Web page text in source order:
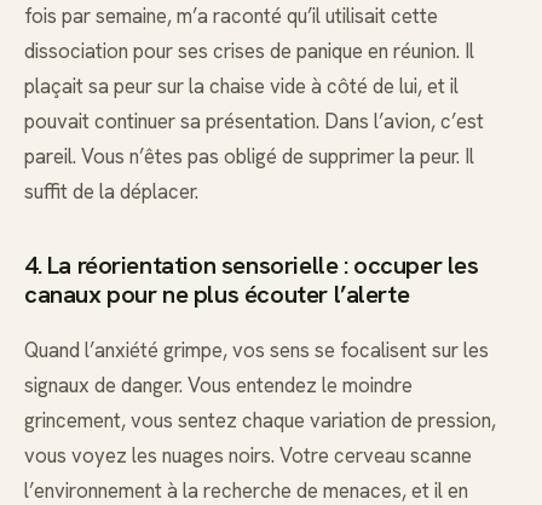
fois par semaine, m’a raconté qu’il utilisait cette
dissociation pour ses crises de panique en réunion. Il
plaçait sa peur sur la chaise vide à côté de lui, et il
pouvait continuer sa présentation. Dans l’avion, c’est
pareil. Vous n’êtes pas obligé de supprimer la peur. Il
suffit de la déplacer.
4. La réorientation sensorielle : occuper les
canaux pour ne plus écouter l’alerte
Quand l’anxiété grimpe, vos sens se focalisent sur les
signaux de danger. Vous entendez le moindre
grincement, vous sentez chaque variation de pression,
vous voyez les nuages noirs. Votre cerveau scanne
l’environnement à la recherche de menaces, et il en